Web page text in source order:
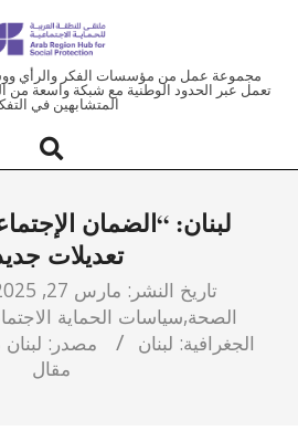
ملتقى
العربية
للحماية
الاجتماعية
مجموعة عمل من مؤسسات الفكر والرأي
تعمل عبر الحدود الوطنية مع شبكة واسعة
المتشابهين في
لبنان: “الضمان
تعديلات
تاريخ النشر: مارس 27, 2025
الصحة,سياسات الحماية
الجغرافية: لبنان مصدر:
مقال